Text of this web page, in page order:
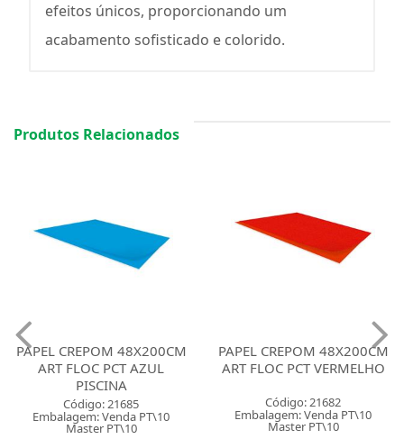
efeitos únicos, proporcionando um
acabamento sofisticado e colorido.
Produtos Relacionados
PAPEL CREPOM 48X200CM
ART FLOC PCT AZUL
PISCINA
Código: 21685
Embalagem: Venda PT\10
Master PT\10
PAPEL CREPOM 48X200CM
ART FLOC PCT VERMELHO
Código: 21682
Embalagem: Venda PT\10
Master PT\10